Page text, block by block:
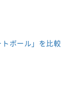
ボール」を比較